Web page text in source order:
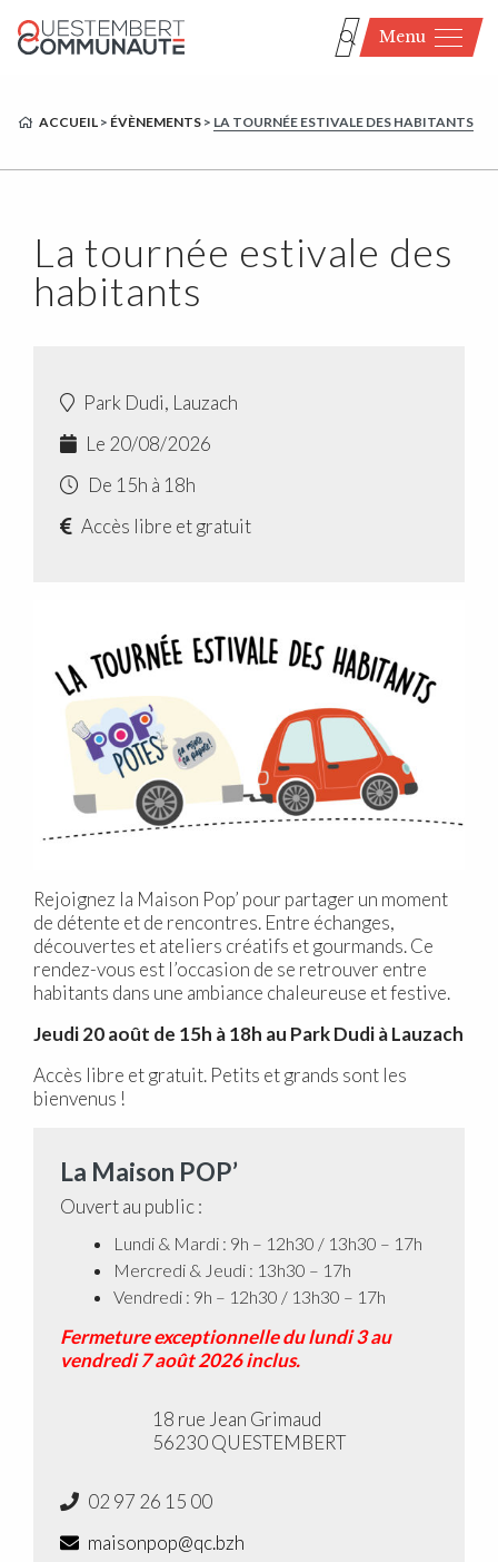
Menu
ACCUEIL > ÉVÈNEMENTS > LA TOURNÉE ESTIVALE DES HABITANTS
La tournée estivale des
habitants
Park Dudi, Lauzach
Le 20/08/2026
De 15h à 18h
Accès libre et gratuit
Rejoignez la Maison Pop’ pour partager un moment
de détente et de rencontres. Entre échanges,
découvertes et ateliers créatifs et gourmands. Ce
rendez-vous est l’occasion de se retrouver entre
habitants dans une ambiance chaleureuse et festive.
Jeudi 20 août de 15h à 18h au Park Dudi à Lauzach
Accès libre et gratuit. Petits et grands sont les
bienvenus !
La Maison POP’
Ouvert au public :
Lundi & Mardi : 9h – 12h30 / 13h30 – 17h
Mercredi & Jeudi : 13h30 – 17h
Vendredi : 9h – 12h30 / 13h30 – 17h
Fermeture exceptionnelle du lundi 3 au
vendredi 7 août 2026 inclus.
18 rue Jean Grimaud
56230 QUESTEMBERT
02 97 26 15 00
maisonpop@qc.bzh